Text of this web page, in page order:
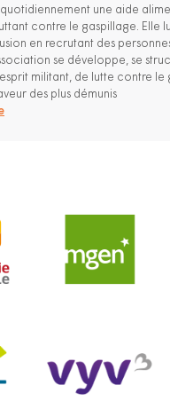
une aide
contre le gaspillage. Elle
en recrutant des
se développe, se
militant, de lutte contre le
des plus démunis